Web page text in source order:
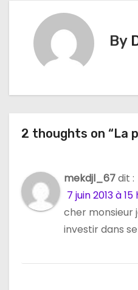
i
n
d
l
By
2 thoughts on “La
mekdjl_67dit :
7 juin 2013 à
cher monsieur
investir dans